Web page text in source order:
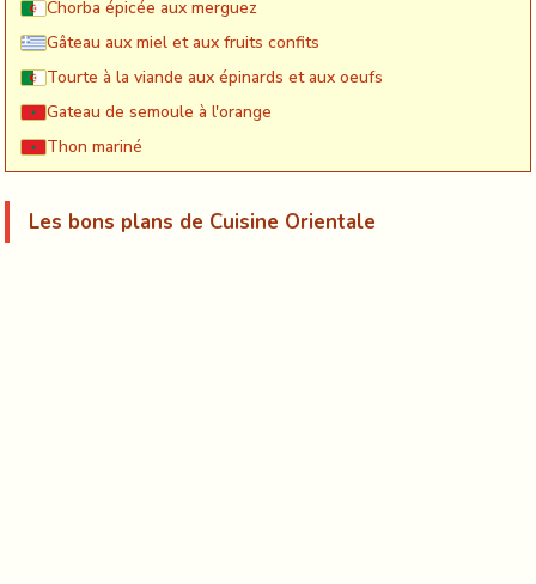
Chorba épicée aux merguez
Gâteau aux miel et aux fruits confits
Tourte à la viande aux épinards et aux oeufs
Gateau de semoule à l'orange
Thon mariné
Les bons plans de Cuisine Orientale